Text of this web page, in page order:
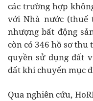
các trường hợp
với Nhà nước (thuế
nhượng bất động
còn có 346 hồ sơ
quyền sử dụng đất
đất khi chuyển mục
Qua nghiên cứu,